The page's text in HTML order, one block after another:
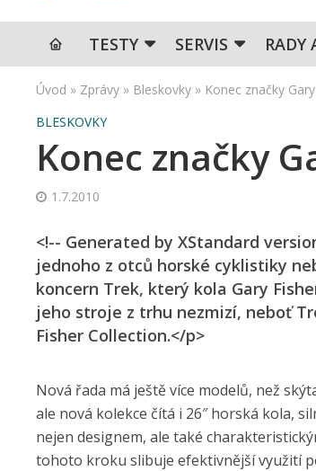
TESTY SERVIS RADY
Úvod » Zprávy » Bleskovky » Konec značky
BLESKOVKY
Konec značky
1.7.2010
<!-- Generated by XStandard
jednoho z otců horské cyklistiky
koncern Trek, který kola Gary
jeho stroje z trhu nezmizí, neboť
Fisher Collection.</p>
Nová řada má ještě více modelů, než
ale nová kolekce čítá i 26″ horská kola,
nejen designem, ale také
tohoto kroku slibuje efektivnější využití